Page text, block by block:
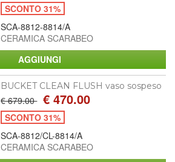
SCONTO 31%
SCA-8812-8814/A
CERAMICA SCARABEO
BUCKET CLEAN FLUSH vaso sospeso
€ 679.00 € 470.00
SCONTO 31%
SCA-8812/CL-8814/A
CERAMICA SCARABEO